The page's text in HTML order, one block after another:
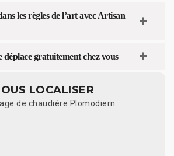
les règles de l’art avec Artisan
gratuitement chez vous
LOCALISER
de chaudière Plomodiern